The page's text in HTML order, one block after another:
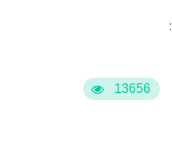
13656
: